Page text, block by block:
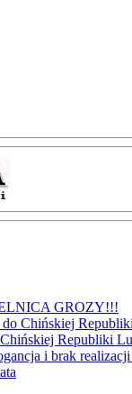
GROZY!!!
do Chińskiej
Republiki
i brak